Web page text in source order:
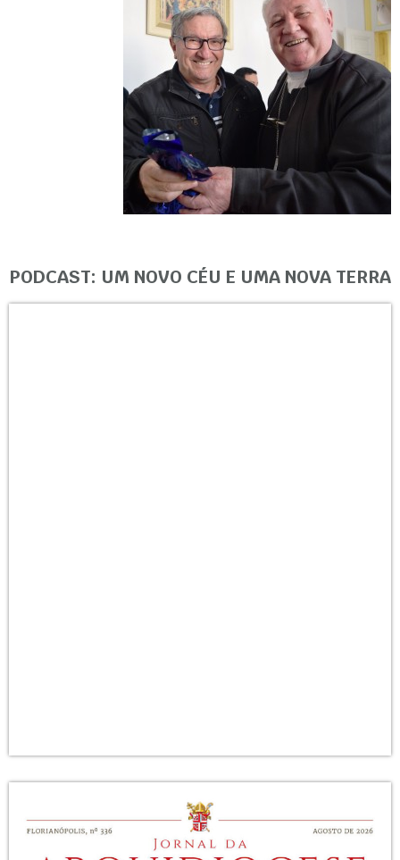
PODCAST: UM NOVO CÉU E UMA NOVA TERRA